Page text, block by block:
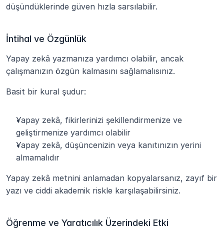
düşündüklerinde güven hızla sarsılabilir.
İntihal ve Özgünlük
Yapay zekâ yazmanıza yardımcı olabilir, ancak
çalışmanızın özgün kalmasını sağlamalısınız.
Basit bir kural şudur:
Yapay zekâ, fikirlerinizi şekillendirmenize ve
geliştirmenize yardımcı olabilir
Yapay zekâ, düşüncenizin veya kanıtınızın yerini
almamalıdır
Yapay zekâ metnini anlamadan kopyalarsanız, zayıf bir
yazı ve ciddi akademik riskle karşılaşabilirsiniz.
Öğrenme ve Yaratıcılık Üzerindeki Etki